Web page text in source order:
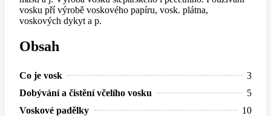
vosku pří výrobě voskového papíru, vosk. plátna,
voskových dykyt a p.
Obsah
Co je vosk
3
Dobývání a čistění včelího vosku
5
Voskové padělky
10